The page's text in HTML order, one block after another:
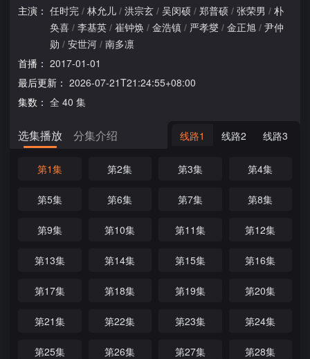
主演： 任时完 / 林允儿 / 洪宗玄 / 吴闵硕 / 郑普硕 / 张荣男 / 朴
奂喜 / 李基英 / 崔钟焕 / 金浩镇 / 严孝燮 / 金正旭 / 尹仲
勋 / 安世河 / 南多凛
首播： 2017-01-01
最后更新： 2026-07-21T21:24:55+08:00
集数： 全 40 集
选集播放 分集介绍 线路1 线路2 线路3
第1集 第2集 第3集 第4集
第5集 第6集 第7集 第8集
第9集 第10集 第11集 第12集
第13集 第14集 第15集 第16集
第17集 第18集 第19集 第20集
第21集 第22集 第23集 第24集
第25集 第26集 第27集 第28集